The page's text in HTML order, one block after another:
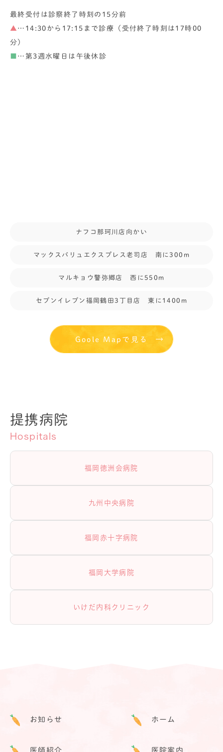
最終受付は診察終了時刻の15分前
▲ …14:30から17:15まで診療（受付終了時刻は17時00
分）
…第3週水曜日は午後休診
ナフコ那珂川店向かい
マックスバリュエクスプレス老司店 南に300m
マルキョウ警弥郷店 西に550m
セブンイレブン福岡鶴田3丁目店 東に1400m
Goole Mapで見る
提携病院
Hospitals
福岡徳洲会病院
九州中央病院
福岡赤十字病院
福岡大学病院
いけだ内科クリニック
お知らせ ホーム
医師紹介 医院案内